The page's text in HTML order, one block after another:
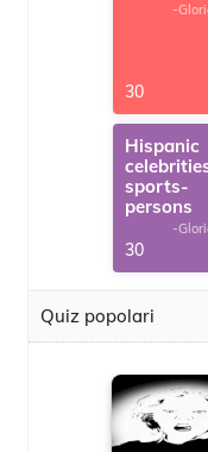
-
30
Hispanic
sports-
persons
-
30
Quiz popolari